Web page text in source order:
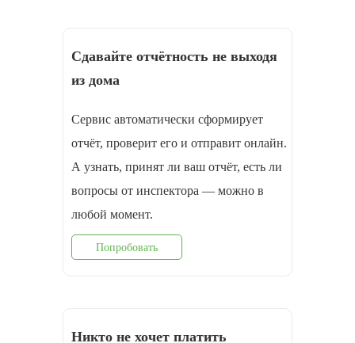
Сдавайте отчётность не выходя
из дома
Сервис автоматически сформирует
отчёт, проверит его и отправит онлайн.
А узнать, принят ли ваш отчёт, есть ли
вопросы от инспектора — можно в
любой момент.
Попробовать
Никто не хочет платить